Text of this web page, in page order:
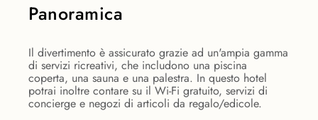
Panoramica
Il divertimento è assicurato grazie ad un'ampia gamma
di servizi ricreativi, che includono una piscina
coperta, una sauna e una palestra. In questo hotel
potrai inoltre contare su il Wi-Fi gratuito, servizi di
concierge e negozi di articoli da regalo/edicole.